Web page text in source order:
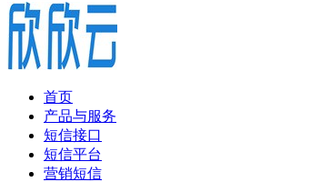
首页
产品与服务
短信接口
短信平台
营销短信